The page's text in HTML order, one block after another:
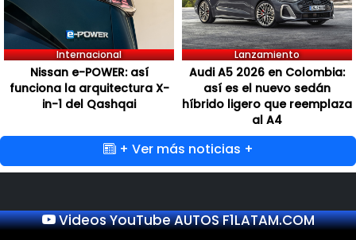
Internacional
Nissan e-POWER: así
funciona la arquitectura X-
in-1 del Qashqai
Lanzamiento
Audi A5 2026 en Colombia:
así es el nuevo sedán
híbrido ligero que reemplaza
al A4
+ Ver más noticias +
Videos YouTube AUTOS F1LATAM.COM